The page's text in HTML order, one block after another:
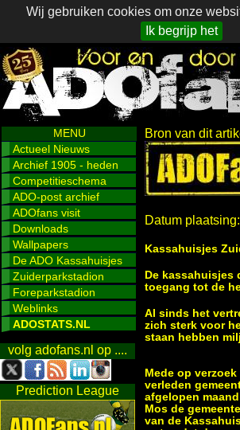
Wij gebruiken cookies om onze
Ik begrijp het
MENU
Actueel Nieuws
Archief 1905 - heden
Competitieschema
ADO-post archief
ADOfans visit
Downloads
Wallpapers
De ADO Kassahuisjes
Zuiderparkstadion
Foreparkstadion
Weblinks
ADOSTATS.NL
volg adofans.nl op ....
Prediction League
Bron van dit
Datum
Kassahuisjes
De
toegang tot de
Al sinds het
zich sterk voor
staan hebben
Mede op
verleden
afgelopen
Mos de
van de